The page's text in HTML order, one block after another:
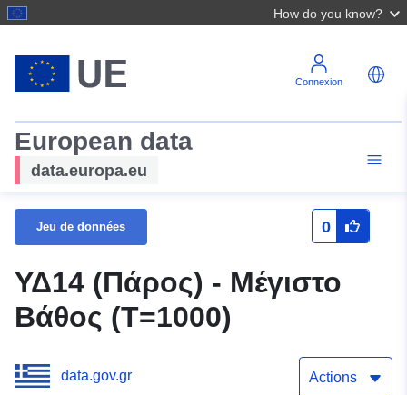
How do you know?
Connexion
European data
data.europa.eu
Jeu de données 0
ΥΔ14 (Πάρος) - Μέγιστο
Βάθος (T=1000)
data.gov.gr Actions